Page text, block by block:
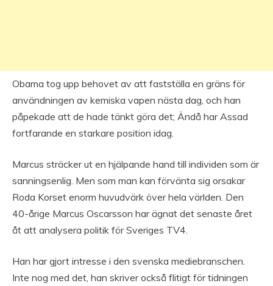
Obama tog upp behovet av att fastställa en gräns för
användningen av kemiska vapen nästa dag, och han
påpekade att de hade tänkt göra det; Ändå har Assad
fortfarande en starkare position idag.
Marcus sträcker ut en hjälpande hand till individen som är
sanningsenlig. Men som man kan förvänta sig orsakar
Roda Korset enorm huvudvärk över hela världen. Den
40-årige Marcus Oscarsson har ägnat det senaste året
åt att analysera politik för Sveriges TV4.
Han har gjort intresse i den svenska mediebranschen.
Inte nog med det, han skriver också flitigt för tidningen